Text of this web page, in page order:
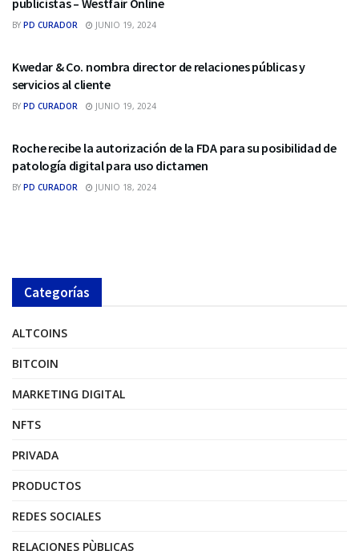
BY PD CURADOR JUNIO 19, 2024
RELACIONES PÙBLICAS
Kwedar & Co. nombra director de relaciones públicas y
servicios al cliente
BY PD CURADOR JUNIO 19, 2024
RELACIONES PÙBLICAS
Roche recibe la autorización de la FDA para su posibilidad de
patología digital para uso dictamen
BY PD CURADOR JUNIO 18, 2024
Categorías
ALTCOINS
BITCOIN
MARKETING DIGITAL
NFTS
PRIVADA
PRODUCTOS
REDES SOCIALES
RELACIONES PÙBLICAS